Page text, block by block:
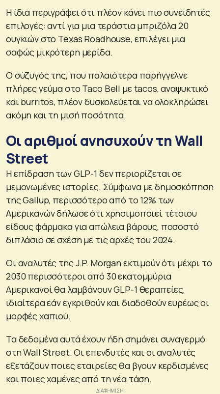
Η ίδια περιγράφει ότι πλέον κάνει πιο συνειδητές
επιλογές: αντί για μια τεράστια μπριζόλα 20
ουγκιών στο Texas Roadhouse, επιλέγει μια
σαφώς μικρότερη μερίδα.
Ο σύζυγός της, που παλαιότερα παρήγγελνε
πλήρες γεύμα στο Taco Bell με tacos, αναψυκτικό
και burritos, πλέον δυσκολεύεται να ολοκληρώσει
ακόμη και τη μισή ποσότητα.
Οι αριθμοί ανησυχούν τη Wall
Street
Η επίδραση των GLP-1 δεν περιορίζεται σε
μεμονωμένες ιστορίες. Σύμφωνα με δημοσκόπηση
της Gallup, περισσότερο από το 12% των
Αμερικανών δήλωσε ότι χρησιμοποιεί τέτοιου
είδους φάρμακα για απώλεια βάρους, ποσοστό
διπλάσιο σε σχέση με τις αρχές του 2024.
Οι αναλυτές της J.P. Morgan εκτιμούν ότι μέχρι το
2030 περισσότεροι από 30 εκατομμύρια
Αμερικανοί θα λαμβάνουν GLP-1 θεραπείες,
ιδιαίτερα εάν εγκριθούν και διαδοθούν ευρέως οι
μορφές χαπιού.
Τα δεδομένα αυτά έχουν ήδη σημάνει συναγερμό
στη Wall Street. Οι επενδυτές και οι αναλυτές
εξετάζουν ποιες εταιρείες θα βγουν κερδισμένες
και ποιες χαμένες από τη νέα τάση.